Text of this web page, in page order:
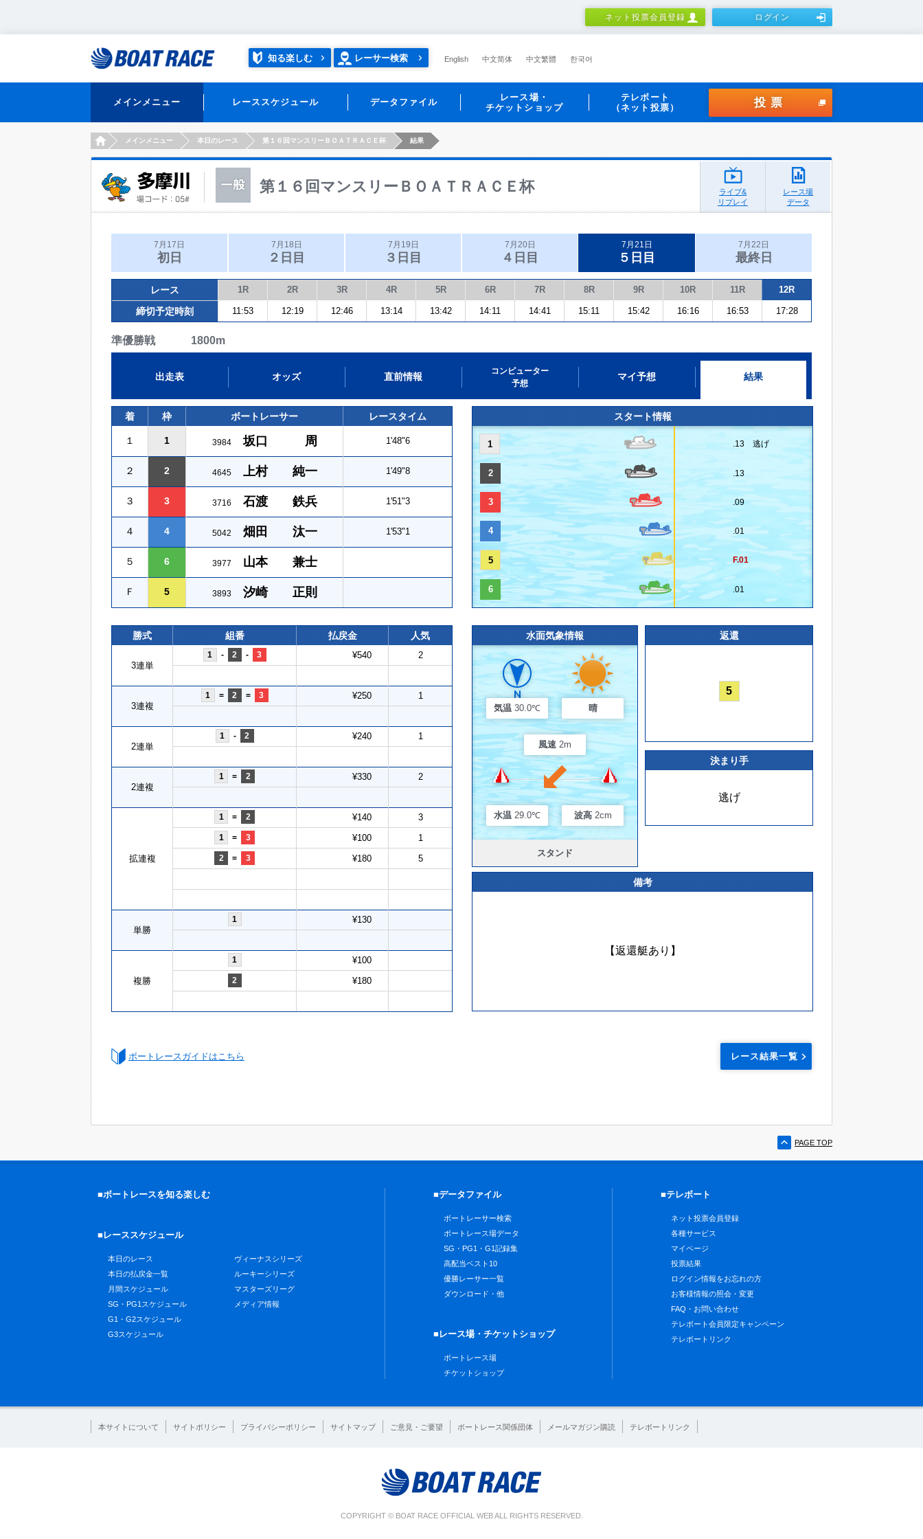
ネット投票会員登録 ログイン
知る楽しむ レーサー検索 English 中文简体 中文繁體 한국어
メインメニュー レーススケジュール データファイル
レース場・
チケットショップ
テレボート
（ネット投票）
投票
HOMEメインメニュー 本日のレース 第１６回マンスリーＢＯＡＴＲＡＣＥ杯 結果
第１６回マンスリーＢＯＡＴＲＡＣＥ杯
ライブ&
リプレイ
レース場
データ
7月17日
初日
7月18日
２日目
7月19日
３日目
7月20日
４日目
7月21日
５日目
7月22日
最終日
レース 1R 2R 3R 4R 5R 6R 7R 8R 9R 10R 11R 12R
締切予定時刻 11:53 12:19 12:46 13:14 13:42 14:11 14:41 15:11 15:42 16:16 16:53 17:28
準優勝戦 1800m
出走表 オッズ 直前情報
コンピューター
予想
マイ予想 結果
着 枠 ボートレーサー レースタイム
１ 1 3984 坂口 周 1'48"6
２ 2 4645 上村 純一 1'49"8
３ 3 3716 石渡 鉄兵 1'51"3
４ 4 5042 畑田 汰一 1'53"1
５ 6 3977 山本 兼士
Ｆ 5 3893 汐崎 正則
スタート情報
1 .13 逃げ
2 .13
3 .09
4 .01
5 F.01
6 .01
勝式 組番 払戻金 人気
3連単
1 - 2 - 3 ¥540 2
3連複
1 = 2 = 3 ¥250 1
2連単
1 - 2 ¥240 1
2連複
1 = 2 ¥330 2
拡連複
1 = 2 ¥140 3
1 = 3 ¥100 1
2 = 3 ¥180 5
単勝
1 ¥130
複勝
1 ¥100
2 ¥180
水面気象情報
気温 30.0℃ 晴
風速 2m
水温 29.0℃ 波高 2cm
スタンド
返還
5
決まり手
逃げ
備考
【返還艇あり】
ボートレースガイドはこちら レース結果一覧
PAGE TOP
■ボートレースを知る楽しむ
■レーススケジュール
本日のレース
本日の払戻金一覧
月間スケジュール
SG・PG1スケジュール
G1・G2スケジュール
G3スケジュール
ヴィーナスシリーズ
ルーキーシリーズ
マスターズリーグ
メディア情報
■データファイル
ボートレーサー検索
ボートレース場データ
SG・PG1・G1記録集
高配当ベスト10
優勝レーサー一覧
ダウンロード・他
■レース場・チケットショップ
ボートレース場
チケットショップ
■テレボート
ネット投票会員登録
各種サービス
マイページ
投票結果
ログイン情報をお忘れの方
お客様情報の照会・変更
FAQ・お問い合わせ
テレボート会員限定キャンペーン
テレボートリンク
本サイトについて サイトポリシー プライバシーポリシー サイトマップ ご意見・ご要望 ボートレース関係団体 メールマガジン購読 テレボートリンク
COPYRIGHT © BOAT RACE OFFICIAL WEB ALL RIGHTS RESERVED.